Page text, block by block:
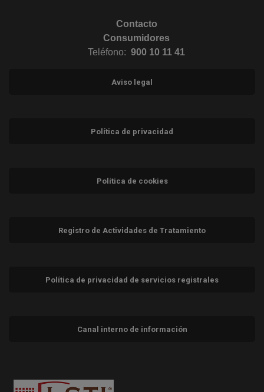
Contacto
Consumidores
Teléfono: 900 10 11 41
Aviso legal
Política de privacidad
Política de cookies
Registro de Actividades de Tratamiento
Política de privacidad de servicios registrales
Canal interno de información